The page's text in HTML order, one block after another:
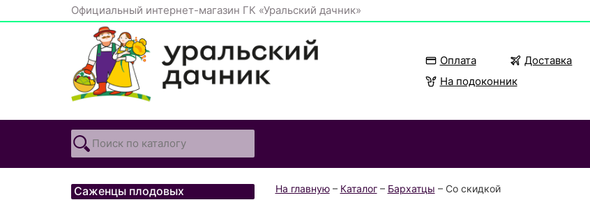
Официальный интернет-магазин ГК «Уральский дачник»
Оплата Доставка
На подоконник
Саженцы плодовых На главную– Каталог– Бархатцы – Со скидкой